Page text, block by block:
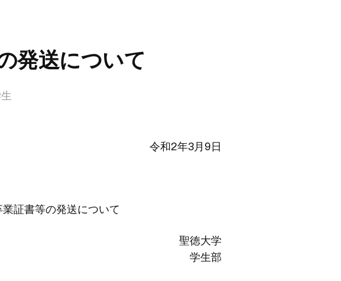
発送について
令和2年3月9日
業証書等の発送について
聖徳大学
学生部